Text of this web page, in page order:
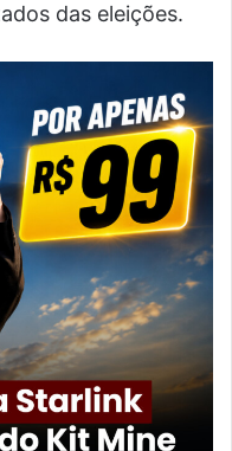
das eleições.